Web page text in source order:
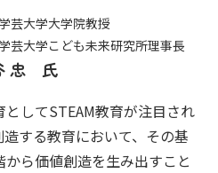
芸大学大学院教授
芸大学こども未来研究所理事長
忠 氏
してSTEAM教育が注目され
する教育において、その基
ら価値創造を生み出すこと